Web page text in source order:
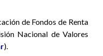
de Fondos de Renta
Nacional de Valores
).